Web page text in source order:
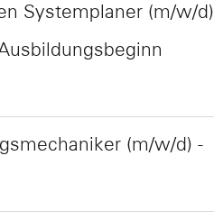
Systemplaner (m/w/d)
(m/w/d) -